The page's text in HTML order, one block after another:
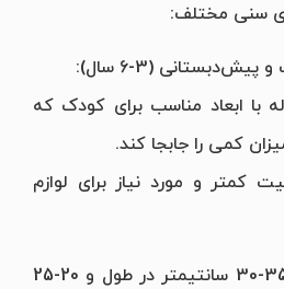
سنی مختلف:
با ابعاد مناسب برای کودک که
کمی را جابجا کند.
کمتر و مورد نیاز برای لوازم
ابعاد مناسب: در حدود 35-30 سانتیمتر در طول و 20-25